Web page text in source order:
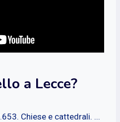
a Lecce?
Chiese e cattedrali. ...